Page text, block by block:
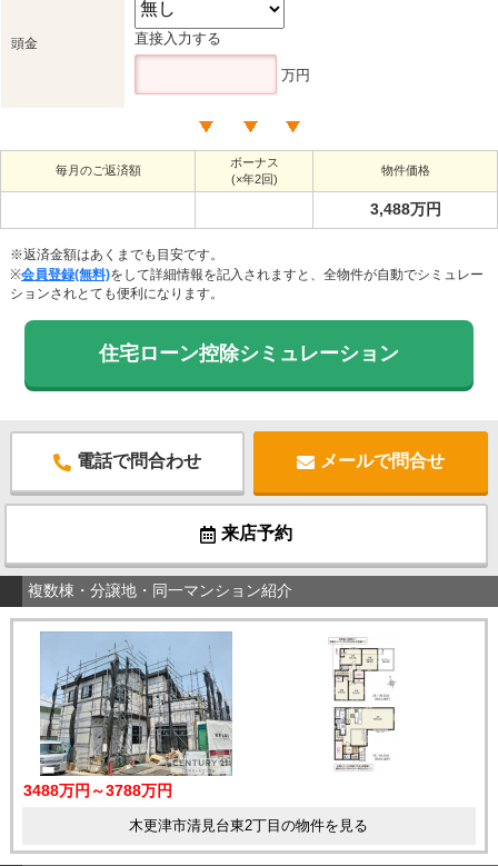
頭金 直接入力する
万円
毎月のご返済額
ボーナス
(×年2回)
物件価格
3,488万円
※返済金額はあくまでも目安です。
※会員登録(無料)をして詳細情報を記入されますと、全物件が自動でシミュレー
ションされとても便利になります。
住宅ローン控除シミュレーション
電話で問合わせ メールで問合せ
来店予約
複数棟・分譲地・同一マンション紹介
3488万円～3788万円
木更津市清見台東2丁目の物件を見る